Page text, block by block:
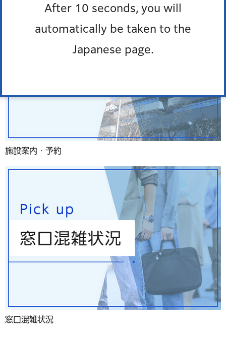
After 10 seconds, you will
automatically be taken to the
Japanese page.
施設案内・予約
窓口混雑状況